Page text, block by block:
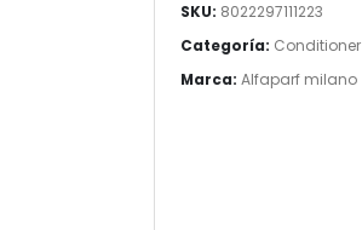
SKU: 8022297111223
Categoría: Conditioner
Marca: Alfaparf milano